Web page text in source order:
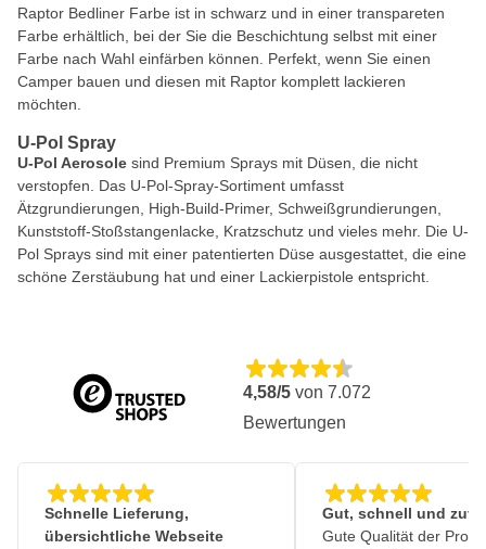
Raptor Bedliner Farbe ist in schwarz und in einer transpareten
Farbe erhältlich, bei der Sie die Beschichtung selbst mit einer
Farbe nach Wahl einfärben können. Perfekt, wenn Sie einen
Camper bauen und diesen mit Raptor komplett lackieren
möchten.
U-Pol Spray
U-Pol Aerosole sind Premium Sprays mit Düsen, die nicht
verstopfen. Das U-Pol-Spray-Sortiment umfasst
Ätzgrundierungen, High-Build-Primer, Schweißgrundierungen,
Kunststoff-Stoßstangenlacke, Kratzschutz und vieles mehr. Die U-
Pol Sprays sind mit einer patentierten Düse ausgestattet, die eine
schöne Zerstäubung hat und einer Lackierpistole entspricht.
4,58/5 von 7.072
Bewertungen
Schnelle Lieferung,
übersichtliche Webseite
Gut, schnell und
Gute Qualität der